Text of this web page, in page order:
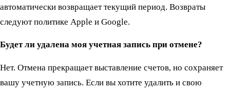
автоматически возвращает текущий период. Возвраты
следуют политике Apple и Google.
Будет ли удалена моя учетная запись при отмене?
Нет. Отмена прекращает выставление счетов, но сохраняет
вашу учетную запись. Если вы хотите удалить и свою